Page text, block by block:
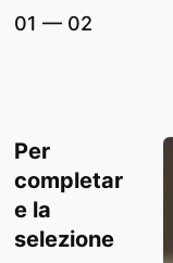
01 — 02
Per
completar
e la
selezione